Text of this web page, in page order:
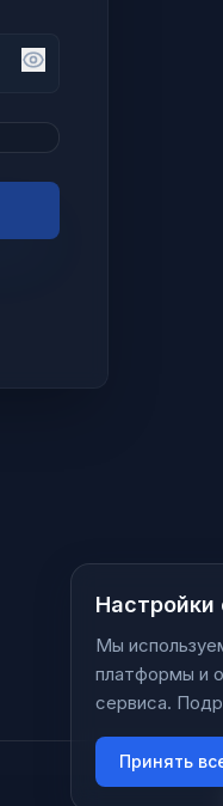
Настройки
Мы
платформы и
сервиса.
Принять